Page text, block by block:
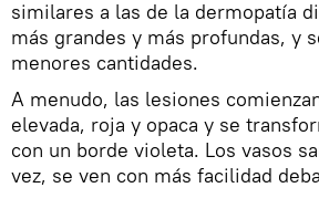
similares a las de la dermopatía
más grandes y más profundas, y
menores cantidades.
A menudo, las lesiones
elevada, roja y opaca y se
con un borde violeta. Los vasos
vez, se ven con más facilidad